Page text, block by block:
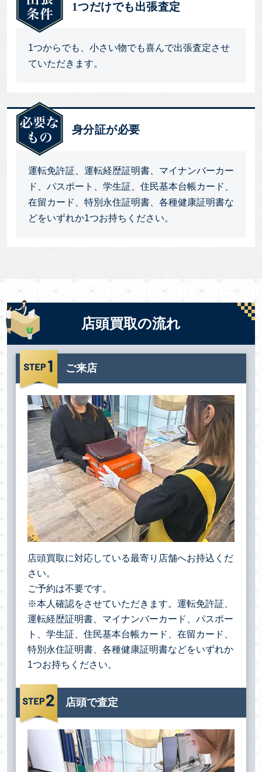
1つだけでも出張査定
1つからでも、小さい物でも喜んで出張査定させ
ていただきます。
身分証が必要
運転免許証、運転経歴証明書、マイナンバーカー
ド、パスポート、学生証、住民基本台帳カード、
在留カード、特別永住証明書、各種健康証明書な
どをいずれか1つお持ちください。
店頭買取の流れ
ご来店
店頭買取に対応している最寄り店舗へお持込くだ
さい。
ご予約は不要です。
※本人確認をさせていただきます。運転免許証、
運転経歴証明書、マイナンバーカード、パスポー
ト、学生証、住民基本台帳カード、在留カード、
特別永住証明書、各種健康証明書などをいずれか
1つお持ちください。
店頭で査定